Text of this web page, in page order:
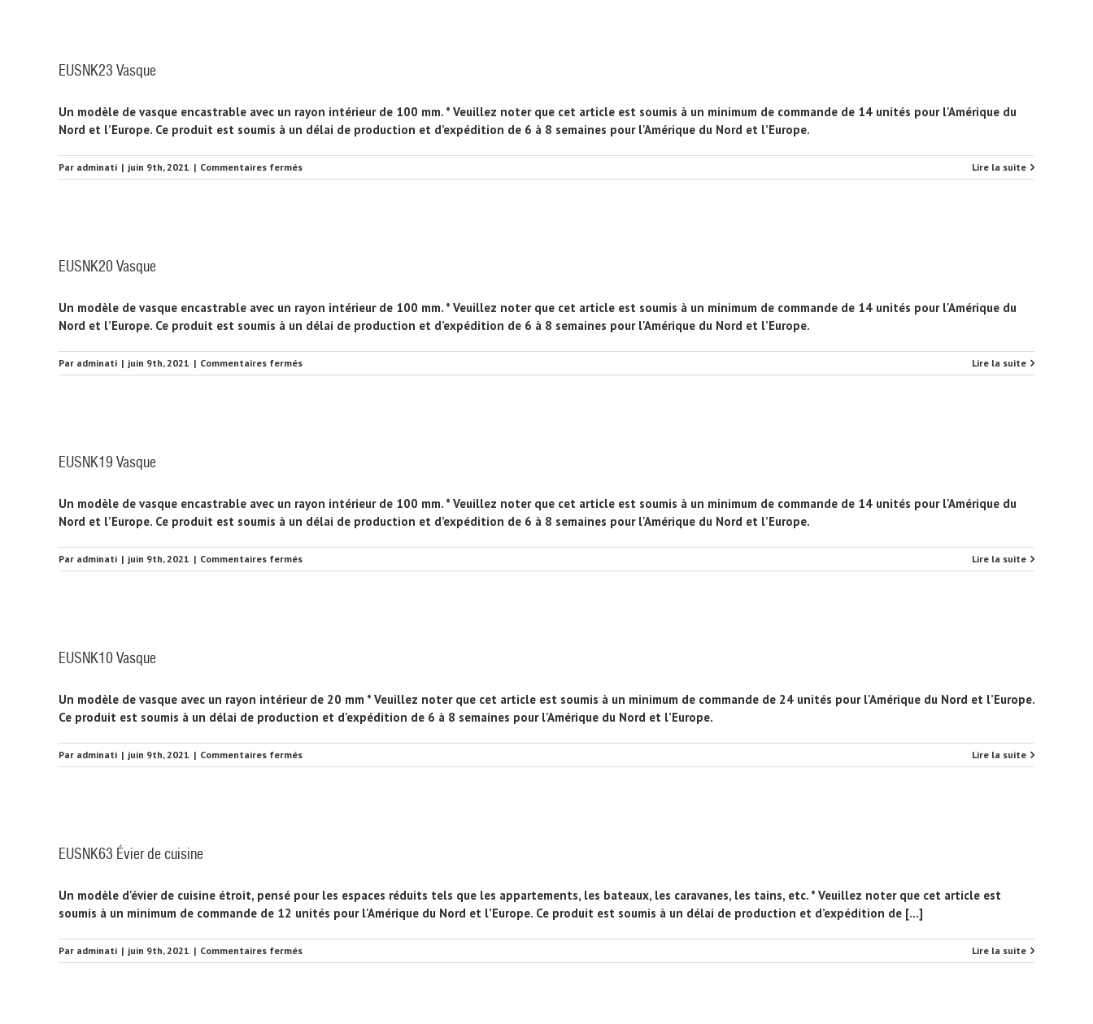
EUSNK23 Vasque
Un modèle de vasque encastrable avec un rayon intérieur de 100 mm. * Veuillez noter que cet article est soumis à un minimum de commande de 14 unités pour l'Amérique du
Nord et l’Europe. Ce produit est soumis à un délai de production et d’expédition de 6 à 8 semaines pour l'Amérique du Nord et l’Europe.
Par adminati | juin 9th, 2021 | Commentaires ferméssur
EUSNK23
Lire la suite
EUSNK20 Vasque
Un modèle de vasque encastrable avec un rayon intérieur de 100 mm. * Veuillez noter que cet article est soumis à un minimum de commande de 14 unités pour l'Amérique du
Nord et l’Europe. Ce produit est soumis à un délai de production et d’expédition de 6 à 8 semaines pour l'Amérique du Nord et l’Europe.
Par adminati | juin 9th, 2021 | Commentaires ferméssur
EUSNK20
Lire la suite
EUSNK19 Vasque
Un modèle de vasque encastrable avec un rayon intérieur de 100 mm. * Veuillez noter que cet article est soumis à un minimum de commande de 14 unités pour l'Amérique du
Nord et l’Europe. Ce produit est soumis à un délai de production et d’expédition de 6 à 8 semaines pour l'Amérique du Nord et l’Europe.
Par adminati | juin 9th, 2021 | Commentaires ferméssur
EUSNK19
Lire la suite
EUSNK10 Vasque
Un modèle de vasque avec un rayon intérieur de 20 mm * Veuillez noter que cet article est soumis à un minimum de commande de 24 unités pour l'Amérique du Nord et l’Europe.
Ce produit est soumis à un délai de production et d’expédition de 6 à 8 semaines pour l'Amérique du Nord et l’Europe.
Par adminati | juin 9th, 2021 | Commentaires ferméssur
EUSNK10
Lire la suite
EUSNK63 Évier de cuisine
Un modèle d'évier de cuisine étroit, pensé pour les espaces réduits tels que les appartements, les bateaux, les caravanes, les tains, etc. * Veuillez noter que cet article est
soumis à un minimum de commande de 12 unités pour l'Amérique du Nord et l’Europe. Ce produit est soumis à un délai de production et d’expédition de [...]
Par adminati | juin 9th, 2021 | Commentaires ferméssur
EUSNK63
Lire la suite